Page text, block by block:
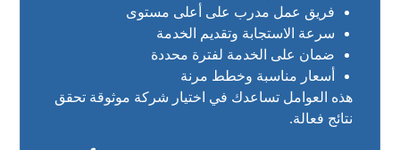
فريق عمل مدرب على أعلى مستوى
سرعة الاستجابة وتقديم الخدمة
ضمان على الخدمة لفترة محددة
أسعار مناسبة وخطط مرنة
هذه العوامل تساعدك في اختيار شركة موثوقة تحقق
نتائج فعالة.